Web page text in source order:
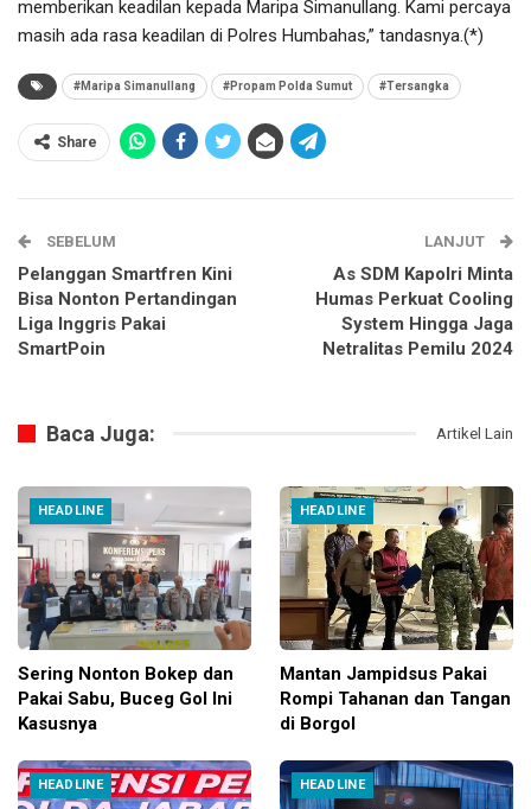
memberikan keadilan kepada Maripa Simanullang. Kami percaya
masih ada rasa keadilan di Polres Humbahas,” tandasnya.(*)
#Maripa Simanullang #Propam Polda Sumut #Tersangka
Share
SEBELUM
Pelanggan Smartfren Kini
Bisa Nonton Pertandingan
Liga Inggris Pakai
SmartPoin
LANJUT
As SDM Kapolri Minta
Humas Perkuat Cooling
System Hingga Jaga
Netralitas Pemilu 2024
Baca Juga: Artikel Lain
HEADLINE
Sering Nonton Bokep dan
Pakai Sabu, Buceg Gol Ini
Kasusnya
HEADLINE
Mantan Jampidsus Pakai
Rompi Tahanan dan Tangan
di Borgol
HEADLINE HEADLINE